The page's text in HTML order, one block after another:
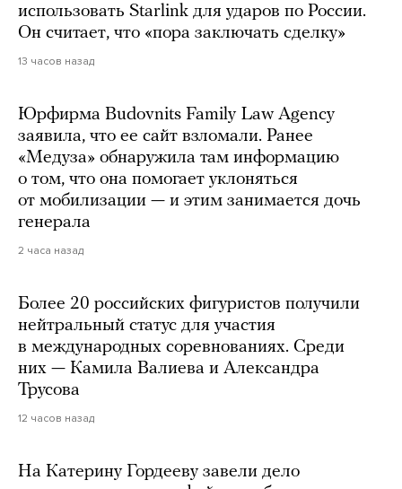
использовать Starlink для ударов по России.
Он считает, что «пора заключать сделку»
13 часов назад
Юрфирма Budovnits Family Law Agency
заявила, что ее сайт взломали. Ранее
«Медуза» обнаружила там информацию
о том, что она помогает уклоняться
от мобилизации — и этим занимается дочь
генерала
2 часа назад
Более 20 российских фигуристов получили
нейтральный статус для участия
в международных соревнованиях. Среди
них — Камила Валиева и Александра
Трусова
12 часов назад
На Катерину Гордееву завели дело